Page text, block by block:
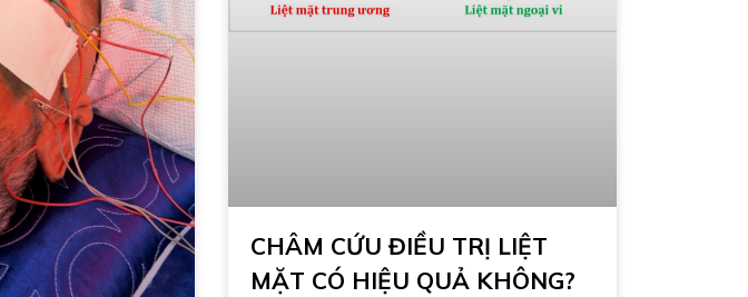
CHÂM CỨU ĐIỀU TRỊ LIỆT
MẶT CÓ HIỆU QUẢ KHÔNG?